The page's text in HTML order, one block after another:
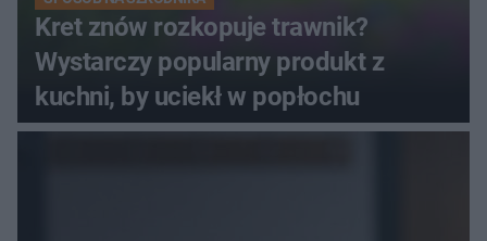
Kret znów rozkopuje trawnik?
Wystarczy popularny produkt z
kuchni, by uciekł w popłochu